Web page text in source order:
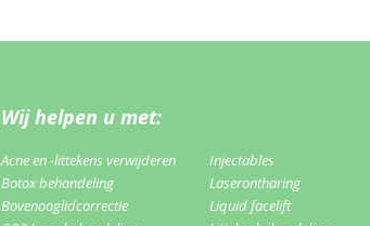
Wij helpen u met:
Acne en -littekens verwijderen
Botox behandeling
Bovenooglidcorrectie
Injectables
Laserontharing
Liquid facelift